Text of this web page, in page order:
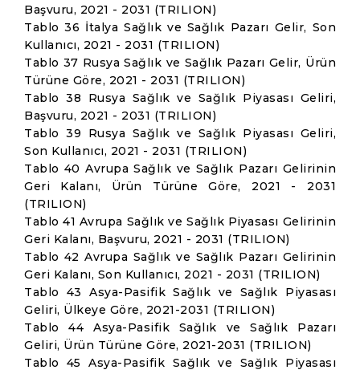
Başvuru, 2021 - 2031 (TRILION)
Tablo 36 İtalya Sağlık ve Sağlık Pazarı Gelir, Son
Kullanıcı, 2021 - 2031 (TRILION)
Tablo 37 Rusya Sağlık ve Sağlık Pazarı Gelir, Ürün
Türüne Göre, 2021 - 2031 (TRILION)
Tablo 38 Rusya Sağlık ve Sağlık Piyasası Geliri,
Başvuru, 2021 - 2031 (TRILION)
Tablo 39 Rusya Sağlık ve Sağlık Piyasası Geliri,
Son Kullanıcı, 2021 - 2031 (TRILION)
Tablo 40 Avrupa Sağlık ve Sağlık Pazarı Gelirinin
Geri Kalanı, Ürün Türüne Göre, 2021 - 2031
(TRILION)
Tablo 41 Avrupa Sağlık ve Sağlık Piyasası Gelirinin
Geri Kalanı, Başvuru, 2021 - 2031 (TRILION)
Tablo 42 Avrupa Sağlık ve Sağlık Pazarı Gelirinin
Geri Kalanı, Son Kullanıcı, 2021 - 2031 (TRILION)
Tablo 43 Asya-Pasifik Sağlık ve Sağlık Piyasası
Geliri, Ülkeye Göre, 2021-2031 (TRILION)
Tablo 44 Asya-Pasifik Sağlık ve Sağlık Pazarı
Geliri, Ürün Türüne Göre, 2021-2031 (TRILION)
Tablo 45 Asya-Pasifik Sağlık ve Sağlık Piyasası